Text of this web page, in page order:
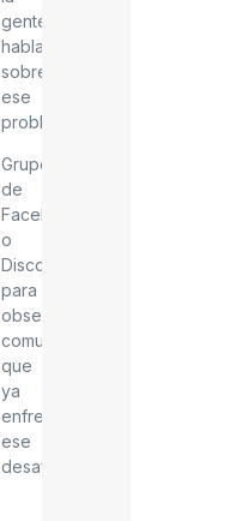
gente
habla
sobre
ese
problema.
Grupos
de
Facebook
o
Discord:
para
observar
comunidades
que
ya
enfrentan
ese
desafío.